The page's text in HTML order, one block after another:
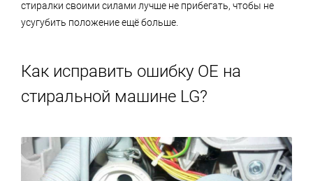
стиралки своими силами лучше не прибегать, чтобы не
усугубить положение ещё больше.
Как исправить ошибку ОЕ на
стиральной машине LG?